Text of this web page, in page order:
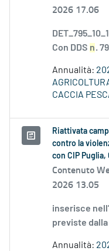
2026 17.06
Con DDS n.
Annualità:
CACCIA
Riattivata
contro la
con CIP Puglia,
Contenuto
2026 13.05
inserisce
previste
Annualità: